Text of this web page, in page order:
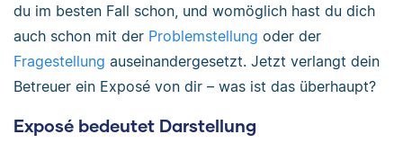
du im besten Fall schon, und womöglich hast du dich
auch schon mit der Problemstellung oder der
Fragestellung auseinandergesetzt. Jetzt verlangt dein
Betreuer ein Exposé von dir – was ist das überhaupt?
Exposé bedeutet Darstellung